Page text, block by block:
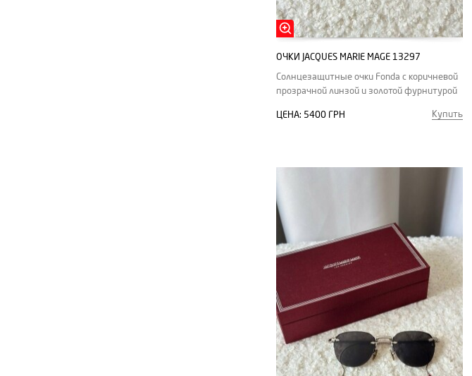
ОЧКИ JACQUES MARIE MAGE 13297
Солнцезащитные очки Fonda с коричневой
прозрачной линзой и золотой фурнитурой
ЦЕНА: 5400 ГРН Купить